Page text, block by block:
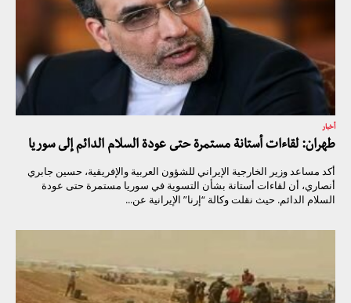
أخبار
طهران: لقاءات أستانة مستمرة حتى عودة السلام الدائم إلى سوريا
أكد مساعد وزير الخارجية الإيراني للشؤون العربية والإفريقية، حسين جابري
أنصاري، أن لقاءات أستانة بشأن التسوية في سوريا مستمرة حتى عودة
السلام الدائم. حيث نقلت وكالة “إرنا” الإيرانية عن...